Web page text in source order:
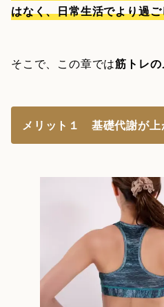
はなく、日常生活でより過
そこで、この章では筋トレの
メリット１ 基礎代謝が上